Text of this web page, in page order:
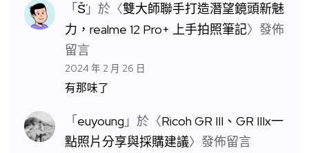
「S̆̈」於〈雙大師聯手打造潛望鏡頭新魅
力，realme 12 Pro+ 上手拍照筆記〉發佈
留言
2024 年 2 月 26 日
有那味了
「euyoung 」於〈Ricoh GR III、GR IIIx一
點照片分享與採購建議〉發佈留言